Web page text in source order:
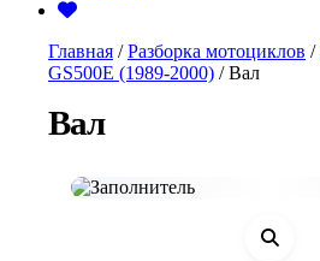
Главная /Разборка мотоциклов /
GS500E (1989-2000) / Вал
Вал